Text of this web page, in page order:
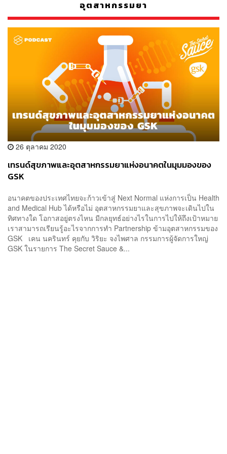
อุตสาหกรรมยา
26 ตุลาคม 2020
เทรนด์สุขภาพและอุตสาหกรรมยาแห่งอนาคตในมุมมองของ
GSK
อนาคตของประเทศไทยจะก้าวเข้าสู่ Next Normal แห่งการเป็น Health
and Medical Hub ได้หรือไม่ อุตสาหกรรมยาและสุขภาพจะเดินไปใน
ทิศทางใด โอกาสอยู่ตรงไหน มีกลยุทธ์อย่างไรในการไปให้ถึงเป้าหมาย
เราสามารถเรียนรู้อะไรจากการทำ Partnership ข้ามอุตสาหกรรมของ
GSK เคน นครินทร์ คุยกับ วิริยะ จงไพศาล กรรมการผู้จัดการใหญ่
GSK ในรายการ The Secret Sauce &...